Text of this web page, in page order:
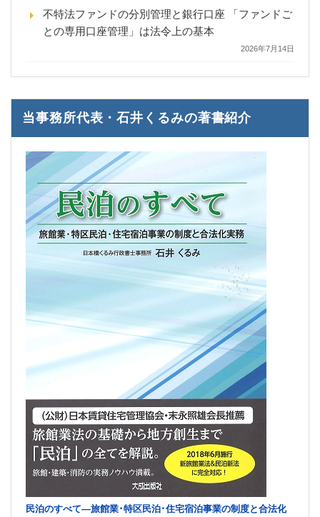
不特法ファンドの分別管理と銀行口座 「ファンドご
との専用口座管理」は法令上の基本
2026年7月14日
当事務所代表・石井くるみの著書紹介
民泊のすべて―旅館業･特区民泊･住宅宿泊事業の制度と合法化